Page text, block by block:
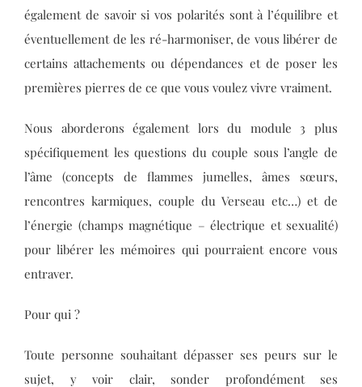
également de savoir si vos polarités sont à l’équilibre et
éventuellement de les ré-harmoniser, de vous libérer de
certains attachements ou dépendances et de poser les
premières pierres de ce que vous voulez vivre vraiment.
Nous aborderons également lors du module 3 plus
spécifiquement les questions du couple sous l’angle de
l’âme (concepts de flammes jumelles, âmes sœurs,
rencontres karmiques, couple du Verseau etc…) et de
l’énergie (champs magnétique – électrique et sexualité)
pour libérer les mémoires qui pourraient encore vous
entraver.
Pour qui ?
Toute personne souhaitant dépasser ses peurs sur le
sujet, y voir clair, sonder profondément ses